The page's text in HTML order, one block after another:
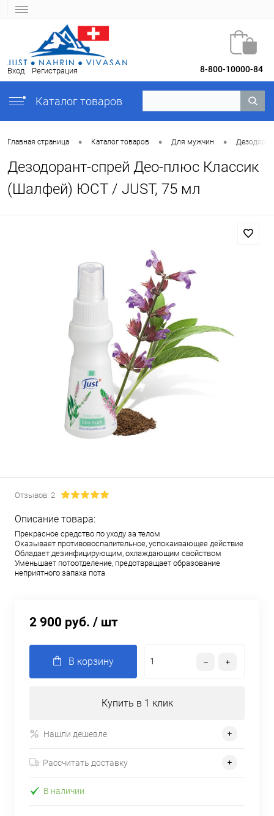
Вход Регистрация 8-800-10000-84
Каталог товаров
Главная страница • Каталог товаров • Для мужчин •
Дезодорант-спрей Део-плюс Классик
(Шалфей) ЮСТ / JUST, 75 мл
Отзывов: 2
Описание товара:
Прекрасное средство по уходу за телом
Оказывает противовоспалительное, успокаивающее действие
Обладает дезинфицирующим, охлаждающим свойством
Уменьшает потоотделение, предотвращает образование
неприятного запаха пота
2 900 руб. / шт
В корзину
Купить в 1 клик
Нашли дешевле
Рассчитать доставку
В наличии